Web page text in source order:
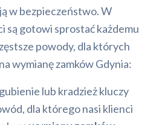
w bezpieczeństwo. W
są gotowi sprostać każdemu
powody, dla których
wymianę zamków Gdynia:
lub kradzież kluczy
dla którego nasi klienci